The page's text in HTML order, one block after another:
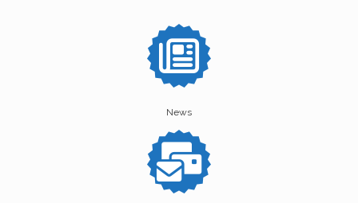
News